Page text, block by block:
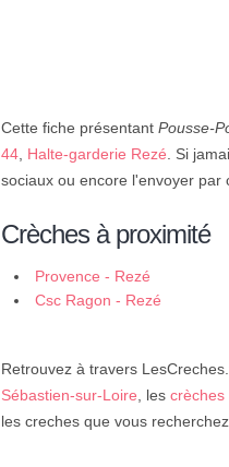
Cette fiche présentant Pousse-
44 Halte-garderie Rezé . Si
sociaux ou encore l'envoyer par
Crèches à proximité
Provence - Rezé
Csc Ragon - Rezé
Retrouvez à travers
Sébastien-sur-Loire , les crèches
les creches que vous recherchez.